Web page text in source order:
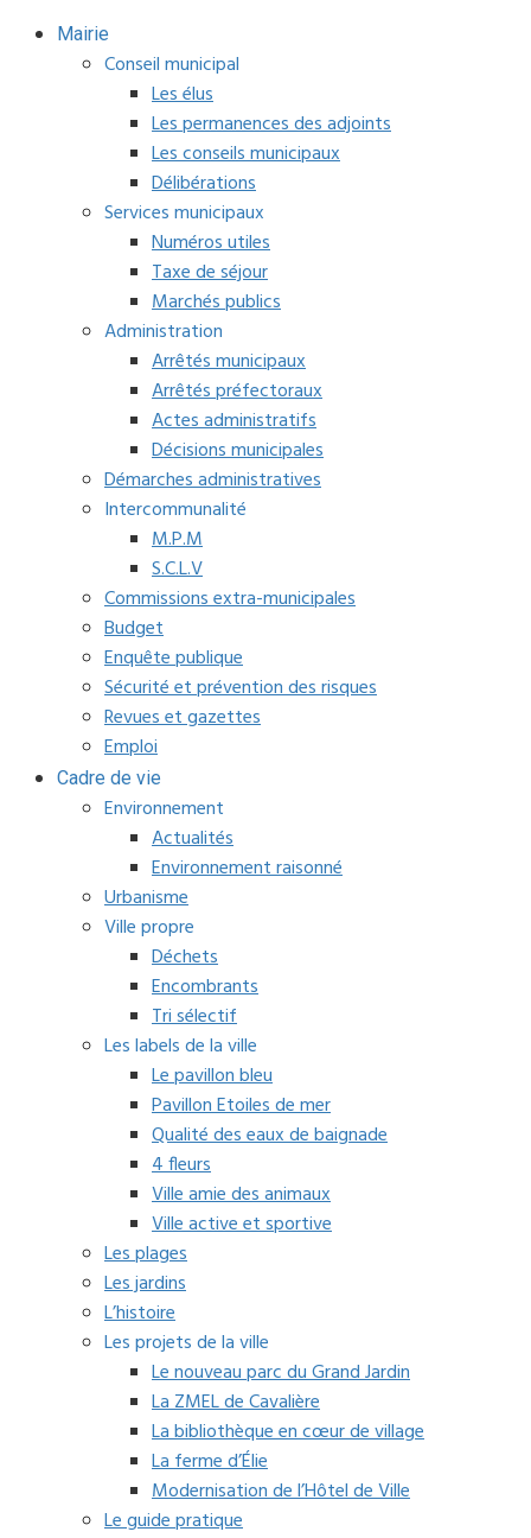
Mairie
Conseil municipal
Les élus
Les permanences des adjoints
Les conseils municipaux
Délibérations
Services municipaux
Numéros utiles
Taxe de séjour
Marchés publics
Administration
Arrêtés municipaux
Arrêtés préfectoraux
Actes administratifs
Décisions municipales
Démarches administratives
Intercommunalité
M.P.M
S.C.L.V
Commissions extra-municipales
Budget
Enquête publique
Sécurité et prévention des risques
Revues et gazettes
Emploi
Cadre de vie
Environnement
Actualités
Environnement raisonné
Urbanisme
Ville propre
Déchets
Encombrants
Tri sélectif
Les labels de la ville
Le pavillon bleu
Pavillon Etoiles de mer
Qualité des eaux de baignade
4 fleurs
Ville amie des animaux
Ville active et sportive
Les plages
Les jardins
L’histoire
Les projets de la ville
Le nouveau parc du Grand Jardin
La ZMEL de Cavalière
La bibliothèque en cœur de village
La ferme d’Élie
Modernisation de l’Hôtel de Ville
Le guide pratique